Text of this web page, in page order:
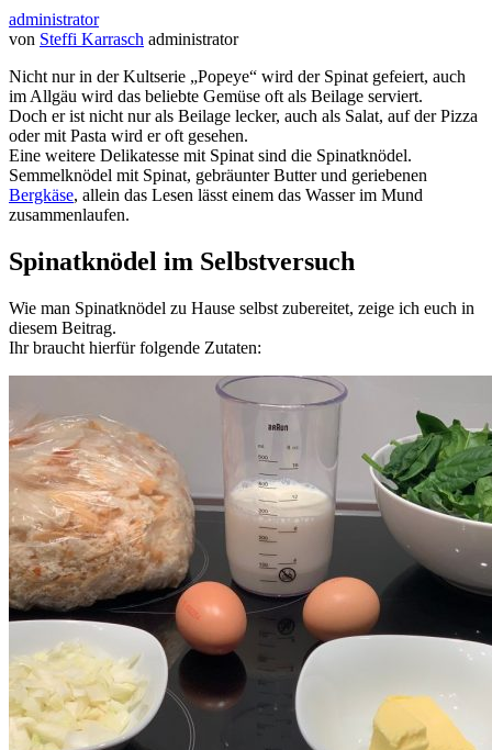
administrator
von Steffi Karrasch administrator
Nicht nur in der Kultserie „Popeye“ wird der Spinat gefeiert, auch
im Allgäu wird das beliebte Gemüse oft als Beilage serviert.
Doch er ist nicht nur als Beilage lecker, auch als Salat, auf der Pizza
oder mit Pasta wird er oft gesehen.
Eine weitere Delikatesse mit Spinat sind die Spinatknödel.
Semmelknödel mit Spinat, gebräunter Butter und geriebenen
Bergkäse, allein das Lesen lässt einem das Wasser im Mund
zusammenlaufen.
Spinatknödel im Selbstversuch
Wie man Spinatknödel zu Hause selbst zubereitet, zeige ich euch in
diesem Beitrag.
Ihr braucht hierfür folgende Zutaten: